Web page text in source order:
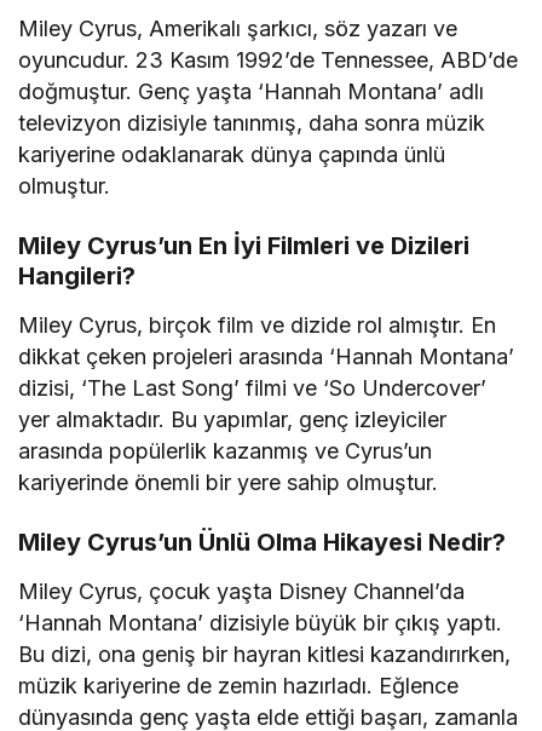
Miley Cyrus, Amerikalı şarkıcı, söz yazarı ve
oyuncudur. 23 Kasım 1992’de Tennessee, ABD’de
doğmuştur. Genç yaşta ‘Hannah Montana’ adlı
televizyon dizisiyle tanınmış, daha sonra müzik
kariyerine odaklanarak dünya çapında ünlü
olmuştur.
Miley Cyrus’un En İyi Filmleri ve Dizileri
Hangileri?
Miley Cyrus, birçok film ve dizide rol almıştır. En
dikkat çeken projeleri arasında ‘Hannah Montana’
dizisi, ‘The Last Song’ filmi ve ‘So Undercover’
yer almaktadır. Bu yapımlar, genç izleyiciler
arasında popülerlik kazanmış ve Cyrus’un
kariyerinde önemli bir yere sahip olmuştur.
Miley Cyrus’un Ünlü Olma Hikayesi Nedir?
Miley Cyrus, çocuk yaşta Disney Channel’da
‘Hannah Montana’ dizisiyle büyük bir çıkış yaptı.
Bu dizi, ona geniş bir hayran kitlesi kazandırırken,
müzik kariyerine de zemin hazırladı. Eğlence
dünyasında genç yaşta elde ettiği başarı, zamanla